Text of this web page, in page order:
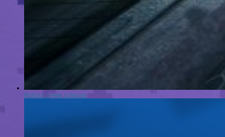
WipEout Omega Collection